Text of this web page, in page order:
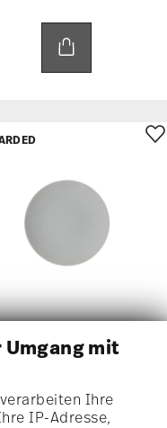
mit
Ihre
IP-Adresse,
€ 21,00